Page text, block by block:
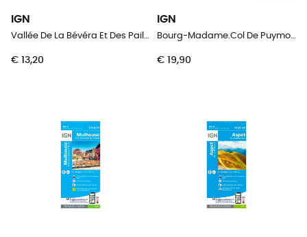
IGN
Vallée De La Bévéra Et Des Paillons - Pn Du Mercantour
€ 13,20
IGN
Bourg-Madame.Col De Puymorens.Pic Carlit
€ 19,90